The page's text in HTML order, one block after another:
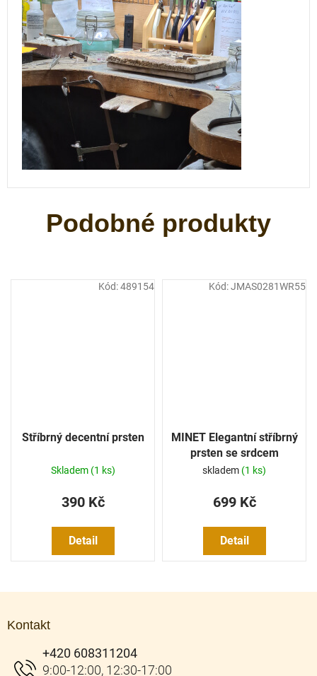
Stříbrný decentní prsten
Skladem (1 ks)
390 Kč
Detail
Kód:489154
MINET Elegantní stříbrný
prsten se srdcem
skladem (1 ks)
699 Kč
Detail
Kód:JMAS0281WR55
Kontakt
+420 608311204